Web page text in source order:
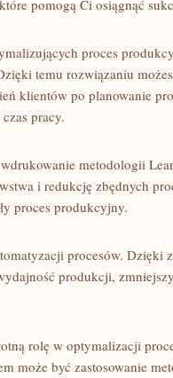
pomogą Ci ‍osiągnąć
proces‌
​temu‌ rozwiązaniu
​klientów ⁣po planowanie​
‍pracy.
metodologii
​i ‌redukcję zbędnych
proces produkcyjny.
procesów. Dzięki
produkcji,
rolę w ⁢optymalizacji
może ‍być ⁤zastosowanie